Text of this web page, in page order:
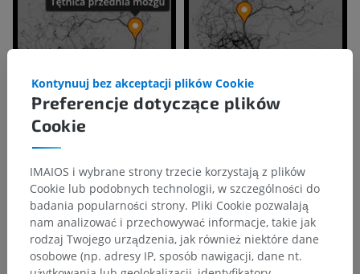
Preferencje dotyczące plików
Cookie
Kontynuuj bez akceptacji plików Cookie
IMAIOS i wybrane strony trzecie korzystają z plików
Cookie lub podobnych technologii, w szczególności do
badania popularności strony. Pliki Cookie pozwalają
nam analizować i przechowywać informacje, takie jak
rodzaj Twojego urządzenia, jak również niektóre dane
osobowe (np. adresy IP, sposób nawigacji, dane nt.